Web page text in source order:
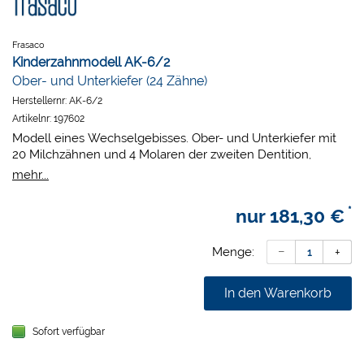
Frasaco
Kinderzahnmodell AK-6/2
Ober- und Unterkiefer (24 Zähne)
Herstellernr: AK-6/2
Artikelnr: 197602
Modell eines Wechselgebisses. Ober- und Unterkiefer mit
20 Milchzähnen und 4 Molaren der zweiten Dentition,
Ausführung in Duroplast, Frontzähne UK gesteckt, alle
mehr...
nur 181,30 € *
Menge:
In den Warenkorb
Sofort verfügbar